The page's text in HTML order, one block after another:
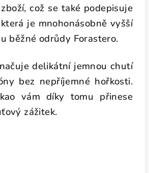
což se také podepisuje
je mnohonásobně vyšší
běžné odrůdy Forastero.
delikátní jemnou chutí
bez nepříjemné hořkosti.
vám díky tomu přinese
zážitek.